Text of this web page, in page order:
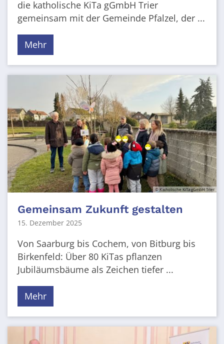
die katholische KiTa gGmbH Trier
gemeinsam mit der Gemeinde Pfalzel, der ...
Mehr
© Katholische KiTa gGmbH Trier
Gemeinsam Zukunft gestalten
15. Dezember 2025
Von Saarburg bis Cochem, von Bitburg bis
Birkenfeld: Über 80 KiTas pflanzen
Jubiläumsbäume als Zeichen tiefer ...
Mehr